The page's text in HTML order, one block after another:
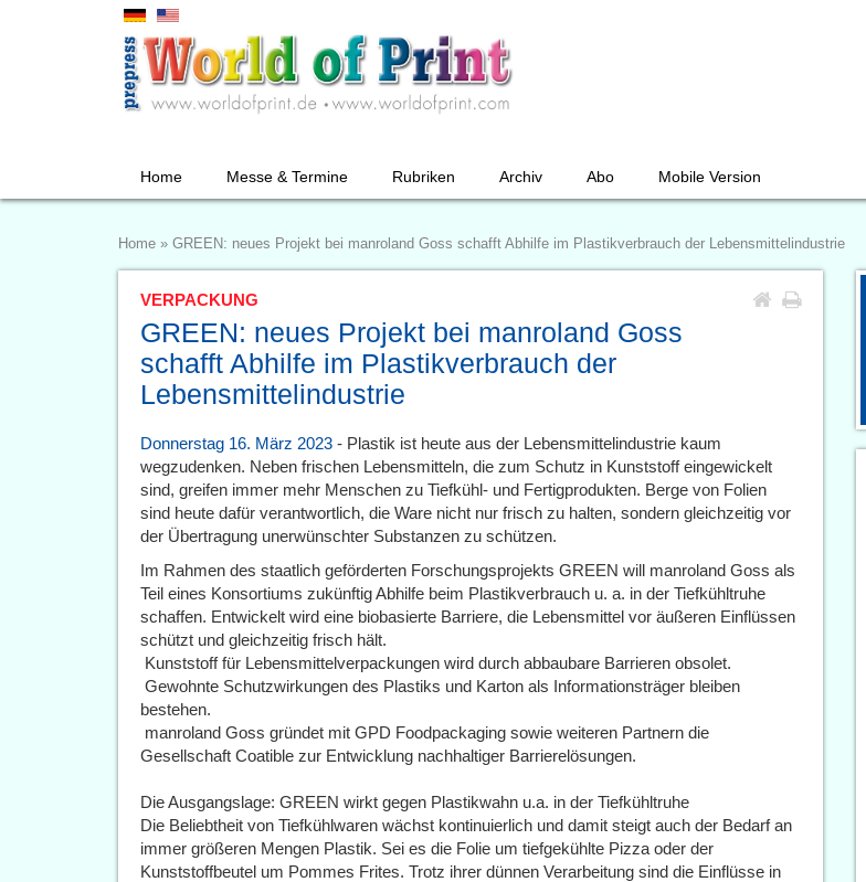
Home Messe & Termine Rubriken Archiv Abo Mobile Version
Home » GREEN: neues Projekt bei manroland Goss schafft Abhilfe im Plastikverbrauch der Lebensmittelindustrie
VERPACKUNG
GREEN: neues Projekt bei manroland Goss
schafft Abhilfe im Plastikverbrauch der
Lebensmittelindustrie
Donnerstag 16. März 2023 - Plastik ist heute aus der Lebensmittelindustrie kaum
wegzudenken. Neben frischen Lebensmitteln, die zum Schutz in Kunststoff eingewickelt
sind, greifen immer mehr Menschen zu Tiefkühl- und Fertigprodukten. Berge von Folien
sind heute dafür verantwortlich, die Ware nicht nur frisch zu halten, sondern gleichzeitig vor
der Übertragung unerwünschter Substanzen zu schützen.
Im Rahmen des staatlich geförderten Forschungsprojekts GREEN will manroland Goss als
Teil eines Konsortiums zukünftig Abhilfe beim Plastikverbrauch u. a. in der Tiefkühltruhe
schaffen. Entwickelt wird eine biobasierte Barriere, die Lebensmittel vor äußeren Einflüssen
schützt und gleichzeitig frisch hält.
 Kunststoff für Lebensmittelverpackungen wird durch abbaubare Barrieren obsolet.
 Gewohnte Schutzwirkungen des Plastiks und Karton als Informationsträger bleiben
bestehen.
 manroland Goss gründet mit GPD Foodpackaging sowie weiteren Partnern die
Gesellschaft Coatible zur Entwicklung nachhaltiger Barrierelösungen.
Die Ausgangslage: GREEN wirkt gegen Plastikwahn u.a. in der Tiefkühltruhe
Die Beliebtheit von Tiefkühlwaren wächst kontinuierlich und damit steigt auch der Bedarf an
immer größeren Mengen Plastik. Sei es die Folie um tiefgekühlte Pizza oder der
Kunststoffbeutel um Pommes Frites. Trotz ihrer dünnen Verarbeitung sind die Einflüsse in